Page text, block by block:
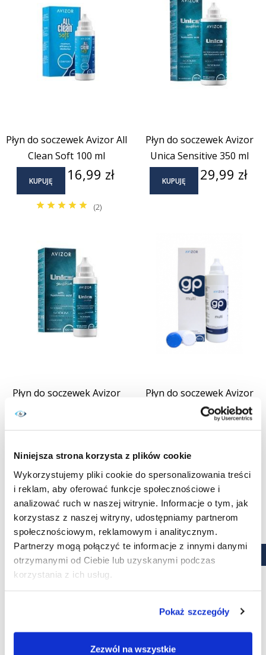
Niniejsza strona korzysta z plików cookie
Wykorzystujemy pliki cookie do spersonalizowania treści
i reklam, aby oferować funkcje społecznościowe i
analizować ruch w naszej witrynie. Informacje o tym, jak
korzystasz z naszej witryny, udostępniamy partnerom
społecznościowym, reklamowym i analitycznym.
Partnerzy mogą połączyć te informacje z innymi danymi
otrzymanymi od Ciebie lub uzyskanymi podczas
korzystania z ich usług.
Pokaż szczegóły
Zezwól na wszystkie
Płyn do soczewek Avizor All
Clean Soft 100 ml
KUPUJĘ Cena
16,99 zł
Płyn do soczewek Avizor
Unica Sensitive 350 ml
KUPUJĘ Cena
29,99 zł
(2)
Płyn do soczewek Avizor
Unica Sensitive 100 ml
Płyn do soczewek Avizor
GP Multi 240 ml
Cena
21,99 zł
(4)
Roztwór soli fizjologicznej
BRAK W MAGAZYNIE